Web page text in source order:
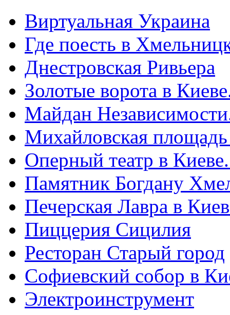
Виртуальная Украина
Где поесть в
Днестровская Ривьера
Золотые ворота в
Майдан
Михайловская
Оперный театр в
Памятник Богдану
Печерская Лавра в
Пиццерия Сицилия
Ресторан Старый город
Софиевский собор в
Электроинструмент